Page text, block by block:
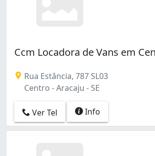
Ccm Locadora de Vans em
Rua Estância, 787 SL03
Centro - Aracaju - SE
Ver Tel Info